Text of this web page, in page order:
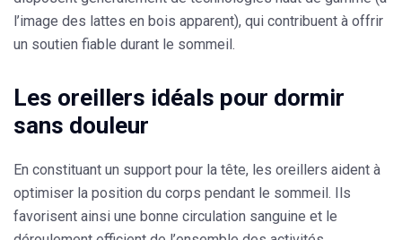
l’image des lattes en bois apparent), qui contribuent à offrir
un soutien fiable durant le sommeil.
Les oreillers idéals pour dormir
sans douleur
En constituant un support pour la tête, les oreillers aident à
optimiser la position du corps pendant le sommeil. Ils
favorisent ainsi une bonne circulation sanguine et le